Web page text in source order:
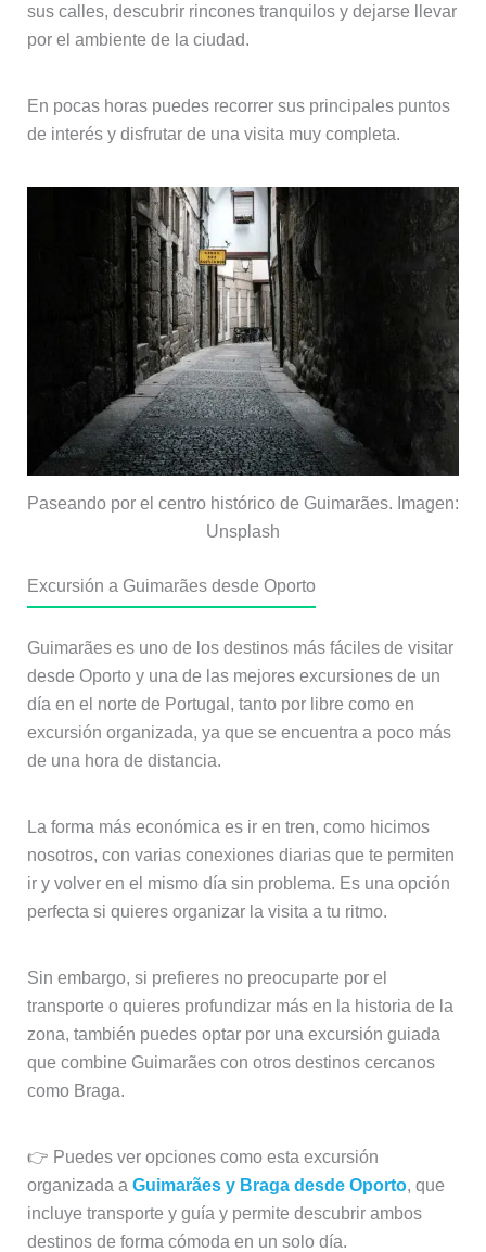
sus calles, descubrir rincones tranquilos y dejarse llevar
por el ambiente de la ciudad.
En pocas horas puedes recorrer sus principales puntos
de interés y disfrutar de una visita muy completa.
Paseando por el centro histórico de Guimarães. Imagen:
Unsplash
Excursión a Guimarães desde Oporto
Guimarães es uno de los destinos más fáciles de visitar
desde Oporto y una de las mejores excursiones de un
día en el norte de Portugal, tanto por libre como en
excursión organizada, ya que se encuentra a poco más
de una hora de distancia.
La forma más económica es ir en tren, como hicimos
nosotros, con varias conexiones diarias que te permiten
ir y volver en el mismo día sin problema. Es una opción
perfecta si quieres organizar la visita a tu ritmo.
Sin embargo, si prefieres no preocuparte por el
transporte o quieres profundizar más en la historia de la
zona, también puedes optar por una excursión guiada
que combine Guimarães con otros destinos cercanos
como Braga.
👉 Puedes ver opciones como esta excursión
organizada a Guimarães y Braga desde Oporto, que
incluye transporte y guía y permite descubrir ambos
destinos de forma cómoda en un solo día.